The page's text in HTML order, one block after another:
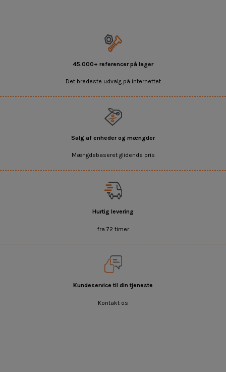
45.000+ referencer på lager
Det bredeste udvalg på internettet
Salg af enheder og mængder
Mængdebaseret glidende pris
Hurtig levering
fra 72 timer
Kundeservice til din tjeneste
Kontakt os